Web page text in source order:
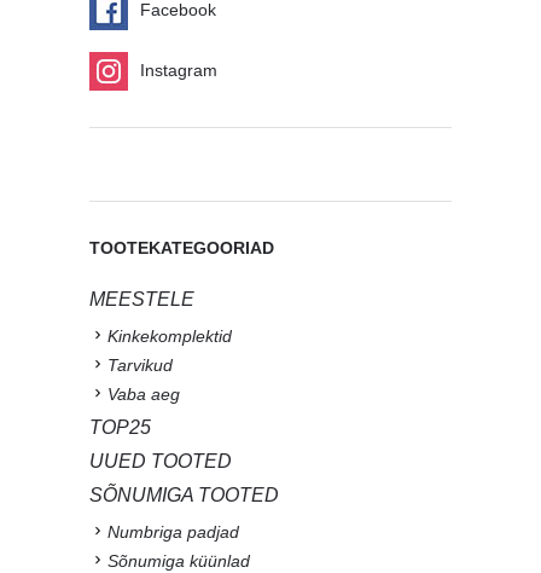
Facebook
Instagram
TOOTEKATEGOORIAD
MEESTELE
Kinkekomplektid
Tarvikud
Vaba aeg
TOP25
UUED TOOTED
SÕNUMIGA TOOTED
Numbriga padjad
Sõnumiga küünlad